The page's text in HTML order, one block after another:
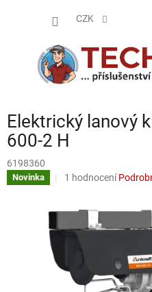
CZK
Elektrický lanový
600-2 H
6198360
Novinka
Průměrné
5,0
hvězdiček.
1 hodnocení